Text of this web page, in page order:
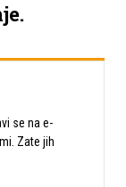
se na e-
Zate jih